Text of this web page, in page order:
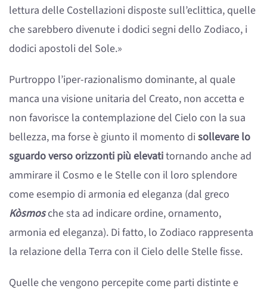
lettura delle Costellazioni disposte sull’eclittica, quelle
che sarebbero divenute i dodici segni dello Zodiaco, i
dodici apostoli del Sole.»
Purtroppo l’iper-razionalismo dominante, al quale
manca una visione unitaria del Creato, non accetta e
non favorisce la contemplazione del Cielo con la sua
bellezza, ma forse è giunto il momento disollevare lo
sguardo verso orizzonti più elevatitornando anche ad
ammirare il Cosmo e le Stelle con il loro splendore
come esempio di armonia ed eleganza (dal greco
Kòsmosche sta ad indicare ordine, ornamento,
armonia ed eleganza). Di fatto, lo Zodiaco rappresenta
la relazione della Terra con il Cielo delle Stelle fisse.
Quelle che vengono percepite come parti distinte e